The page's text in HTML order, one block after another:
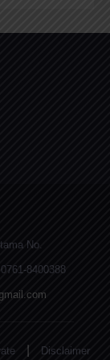
No.
8400388
Disclaimer